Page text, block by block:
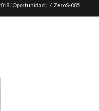
[Oportunidad] / ZeroS-005